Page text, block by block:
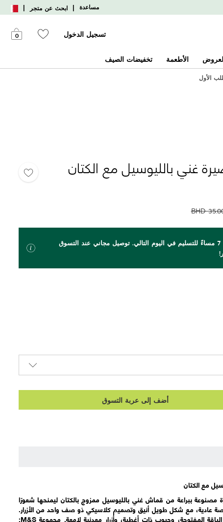
مساعدة | ابحث عن متجر |
تسجيل الدخول 0
الأطعمة تخفيضات الصيف
غني بالليوسيل مع الكتان
BHD
اطلب بحلول الساعة 7 مساءً للتسليم في اليوم التالي. توصيل مجاني عند التسوق
أضف إلى عربة التسوق
مع الكتان
مصنوعة ببراعة من قماش غني بالليوسيل ممزوج بالكتان ليمنحها شعورًا
عادية، مع شكل طويل أنيق وتصميم كلاسيكي ذو صف واحد من الأزرار.
تكتمل الإطلالة العصرية بطيات الياقة المفتوحة، وجيوب ذات أغطية، وأزرار معدنية لامعة. مجموعة M&S: